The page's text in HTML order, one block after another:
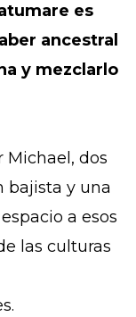
es
ancestral
y mezclarlo
Michael, dos
bajista y una
a esos
las culturas